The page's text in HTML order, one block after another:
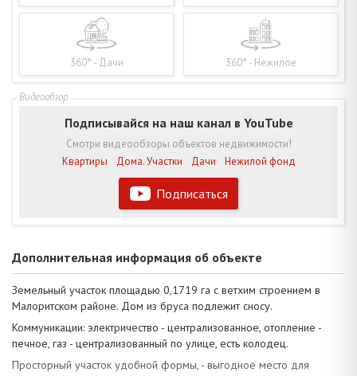
360° - Дачи 360° - Нежилое
Подписаться
Подписывайся на наш канал в YouTube
Смотри видеообзоры объектов недвижимости!
Квартиры
Дома. Участки Дачи Нежилой фонд
Дополнительная информация об объекте
Земельный участок площадью 0,1719 га с ветхим строением в
Малоритском районе. Дом из бруса подлежит сносу.
Коммуникации: электричество - централизованное, отопление -
печное, газ - централизованный по улице, есть колодец.
Просторный участок удобной формы, - выгодное место для